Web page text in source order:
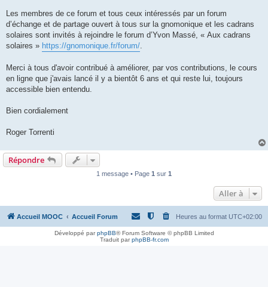
Les membres de ce forum et tous ceux intéressés par un forum
d’échange et de partage ouvert à tous sur la gnomonique et les cadrans
solaires sont invités à rejoindre le forum d’Yvon Massé, « Aux cadrans
solaires » https://gnomonique.fr/forum/.
Merci à tous d'avoir contribué à améliorer, par vos contributions, le cours
en ligne que j'avais lancé il y a bientôt 6 ans et qui reste lui, toujours
accessible bien entendu.
Bien cordialement
Roger Torrenti
Répondre
1 message • Page 1 sur 1
Aller à
Accueil MOOC Accueil Forum Heures au format UTC+02:00
Développé parphpBB® Forum Software © phpBB Limited
Traduit parphpBB-fr.com